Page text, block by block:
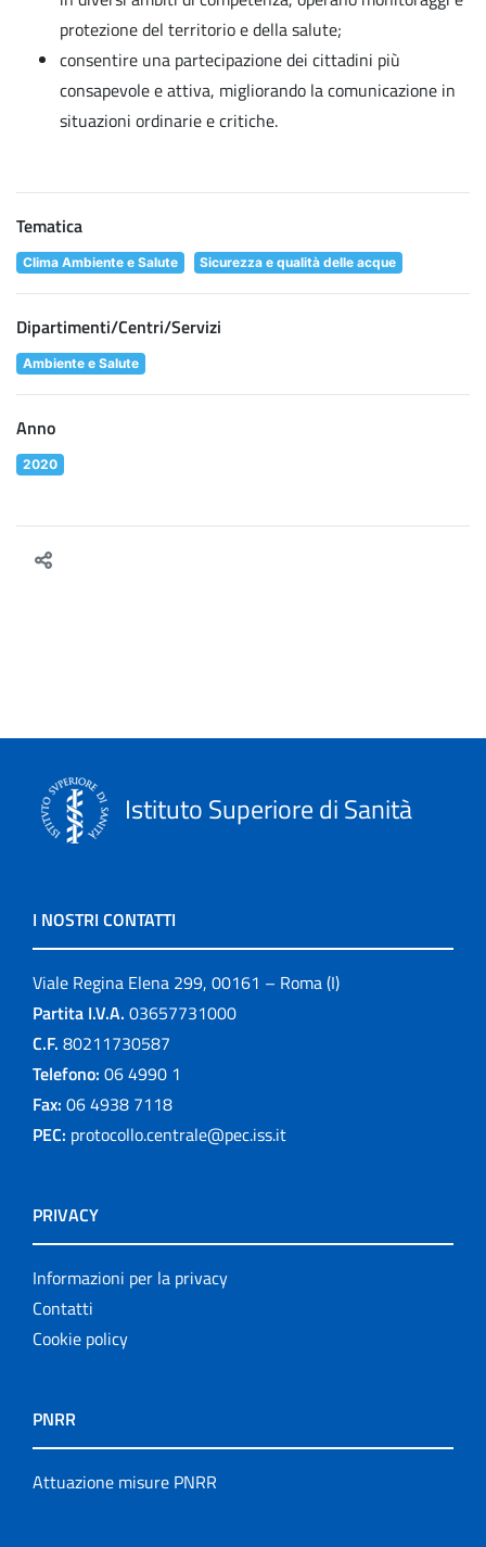
protezione del territorio e della salute;
consentire una partecipazione dei cittadini più
consapevole e attiva, migliorando la comunicazione in
situazioni ordinarie e critiche.
Tematica
Clima Ambiente e Salute Sicurezza e qualità delle acque
Dipartimenti/Centri/Servizi
Ambiente e Salute
Anno
2020
Istituto Superiore di Sanità
I NOSTRI CONTATTI
Viale Regina Elena 299, 00161 – Roma (I)
Partita I.V.A. 03657731000
C.F. 80211730587
Telefono: 06 4990 1
Fax: 06 4938 7118
PEC: protocollo.centrale@pec.iss.it
PRIVACY
Informazioni per la privacy
Contatti
Cookie policy
PNRR
Attuazione misure PNRR